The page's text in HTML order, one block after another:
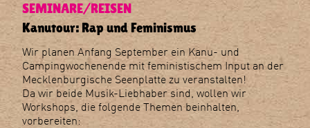
SEMINARE REISEN
Kanutour: Rap und Feminismus
Wir planen Anfang September ein Kanu- und
Campingwochenende mit feministischem Input an der
Mecklenburgische Seenplatte zu veranstalten!
Da wir beide Musik-Liebhaber sind, wollen wir
Workshops, die folgende Themen beinhalten,
vorbereiten: